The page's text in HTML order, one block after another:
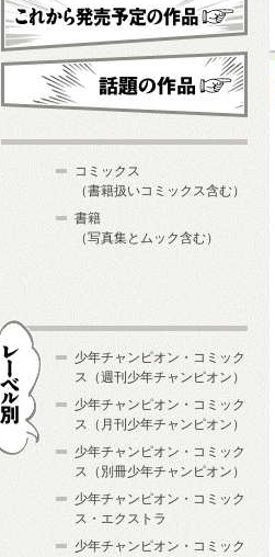
これから発売予定
コミックス
（書籍扱いコミックス含む）
書籍
（写真集とムック含む）
少年チャンピオン・コミック
ス（週刊少年チャンピオン）
少年チャンピオン・コミック
ス（月刊少年チャンピオン）
少年チャンピオン・コミック
ス（別冊少年チャンピオン）
少年チャンピオン・コミック
ス・エクストラ
少年チャンピオン・コミック